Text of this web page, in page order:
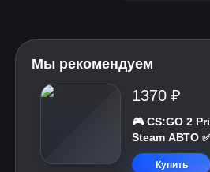
Мы рекомендуем
1370 ₽
🎮 CS:GO 2
Steam АВТО
Купить